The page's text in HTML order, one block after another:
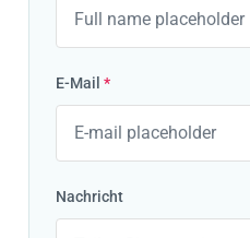
E-Mail *
Nachricht